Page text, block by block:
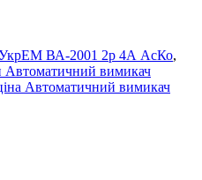
ВА-2001 2р 4А АсКо,
Автоматичний вимикач
Автоматичний вимикач